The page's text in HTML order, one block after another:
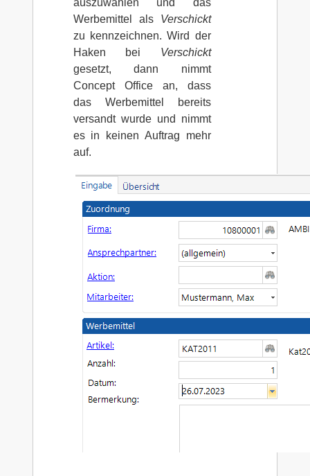
auszuwählen und das
Werbemittel als Verschickt
zu kennzeichnen. Wird der
Haken bei Verschickt
gesetzt, dann nimmt
Concept Office an, dass
das Werbemittel bereits
versandt wurde und nimmt
es in keinen Auftrag mehr
auf.